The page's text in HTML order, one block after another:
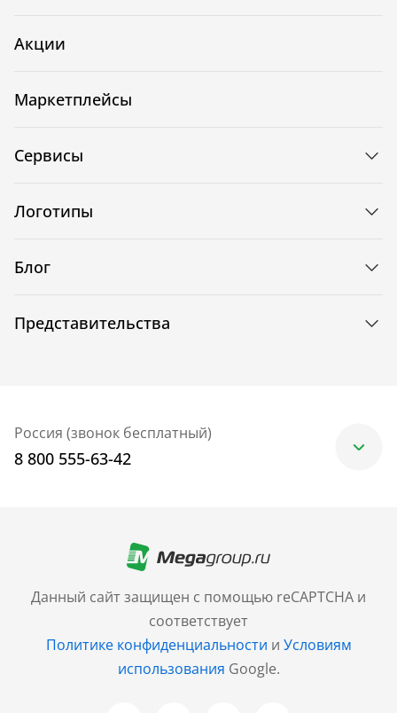
Данный сайт защищен с помощью reCAPTCHA и
соответствует
Политике конфиденциальности и Условиям
использования Google.
Акции
Маркетплейсы
Сервисы
Логотипы
Блог
Представительства
Россия (звонок бесплатный)
8 800 555-63-42
+7 (499) 705-30-10
Санкт-Петербург
+7 (812) 600-77-33
Барнаул
+7 (961) 999-93-93